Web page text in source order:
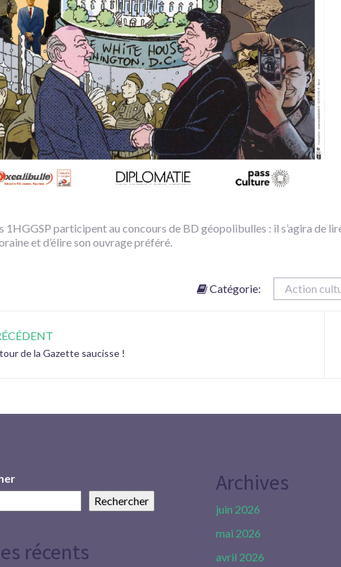
1HGGSP participent au concours de BD géopolibulles : il s’agira de
et d’élire son ouvrage préféré.
Catégorie: Action
de la Gazette saucisse !
Rechercher
récents
Archives
juin 2026
mai 2026
avril 2026